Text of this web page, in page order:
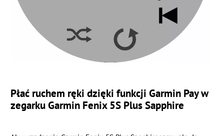
Płać ruchem ręki dzięki funkcji Garmin Pay w
zegarku Garmin Fenix 5S Plus Sapphire